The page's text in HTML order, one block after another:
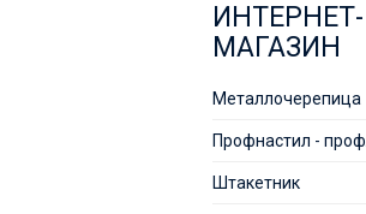
ИНТЕРНЕТ-
МАГАЗИН
Металлочерепица
Профнастил -
Штакетник